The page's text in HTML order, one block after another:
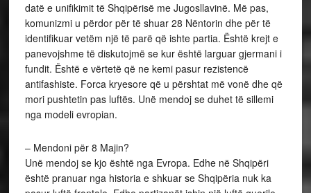
datë e unifikimit të Shqipërisë me Jugosllavinë. Më pas,
komunizmi u përdor për të shuar 28 Nëntorin dhe për të
identifikuar vetëm një të parë që ishte partia. Është krejt e
panevojshme të diskutojmë se kur është larguar gjermani i
fundit. Është e vërtetë që ne kemi pasur rezistencë
antifashiste. Forca kryesore që u përshtat më vonë dhe që
mori pushtetin pas luftës. Unë mendoj se duhet të sillemi
nga modeli evropian.
– Mendoni për 8 Majin?
Unë mendoj se kjo është nga Evropa. Edhe në Shqipëri
është pranuar nga historia e shkuar se Shqipëria nuk ka